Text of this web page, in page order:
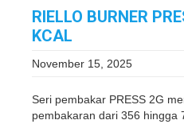
RIELLO BURNER
KCAL
November 15, 2025
Seri pembakar PRESS 2G
pembakaran dari 356 hingga